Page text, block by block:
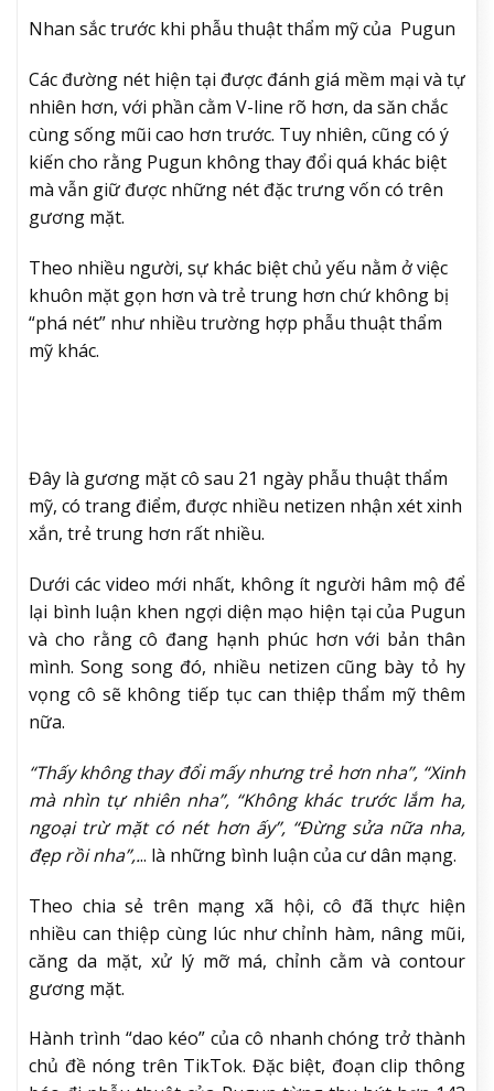
Nhan sắc trước khi phẫu thuật thẩm mỹ của Pugun
Các đường nét hiện tại được đánh giá mềm mại và tự
nhiên hơn, với phần cằm V-line rõ hơn, da săn chắc
cùng sống mũi cao hơn trước. Tuy nhiên, cũng có ý
kiến cho rằng Pugun không thay đổi quá khác biệt
mà vẫn giữ được những nét đặc trưng vốn có trên
gương mặt.
Theo nhiều người, sự khác biệt chủ yếu nằm ở việc
khuôn mặt gọn hơn và trẻ trung hơn chứ không bị
“phá nét” như nhiều trường hợp phẫu thuật thẩm
mỹ khác.
Đây là gương mặt cô sau 21 ngày phẫu thuật thẩm
mỹ, có trang điểm, được nhiều netizen nhận xét xinh
xắn, trẻ trung hơn rất nhiều.
Dưới các video mới nhất, không ít người hâm mộ để
lại bình luận khen ngợi diện mạo hiện tại của Pugun
và cho rằng cô đang hạnh phúc hơn với bản thân
mình. Song song đó, nhiều netizen cũng bày tỏ hy
vọng cô sẽ không tiếp tục can thiệp thẩm mỹ thêm
nữa.
“Thấy không thay đổi mấy nhưng trẻ hơn nha”, “Xinh
mà nhìn tự nhiên nha”, “Không khác trước lắm ha,
ngoại trừ mặt có nét hơn ấy”, “Đừng sửa nữa nha,
đẹp rồi nha”,... là những bình luận của cư dân mạng.
Theo chia sẻ trên mạng xã hội, cô đã thực hiện
nhiều can thiệp cùng lúc như chỉnh hàm, nâng mũi,
căng da mặt, xử lý mỡ má, chỉnh cằm và contour
gương mặt.
Hành trình “dao kéo” của cô nhanh chóng trở thành
chủ đề nóng trên TikTok. Đặc biệt, đoạn clip thông